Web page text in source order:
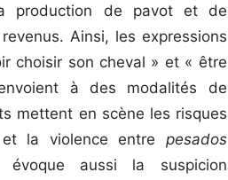
production de pavot et de
Ainsi, les expressions
choisir son cheval » et « être
à des modalités de
mettent en scène les risques
la violence entre pesados
évoque aussi la suspicion